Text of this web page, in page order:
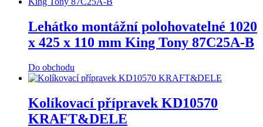
Lehátko montážní polohovatelné 1020
x 425 x 110 mm King Tony 87C25A-B
Do obchodu
Kolíkovací přípravek KD10570
KRAFT&DELE